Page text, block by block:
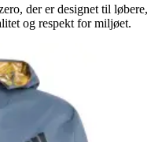
der er designet til løbere,
og respekt for miljøet.